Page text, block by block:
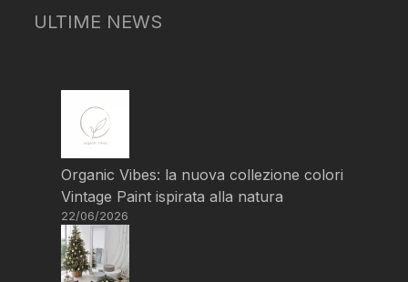
ULTIME NEWS
Organic Vibes: la nuova collezione colori
Vintage Paint ispirata alla natura
22/06/2026